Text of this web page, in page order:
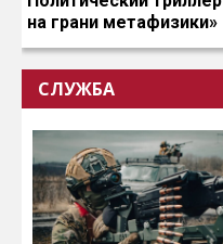
на грани метафизики»
СЛУЖБА